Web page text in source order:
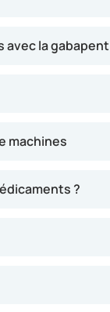
avec la
machines
?